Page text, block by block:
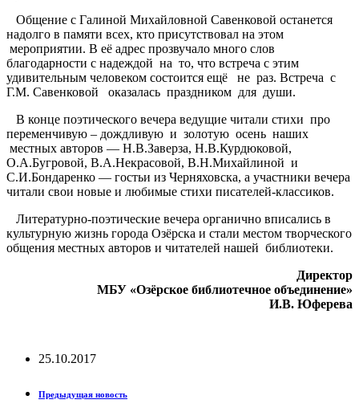
Общение с Галиной Михайловной Савенковой останется
надолго в памяти всех, кто присутствовал на этом
мероприятии. В её адрес прозвучало много слов
благодарности с надеждой на то, что встреча с этим
удивительным человеком состоится ещё не раз. Встреча с
Г.М. Савенковой оказалась праздником для души.
В конце поэтического вечера ведущие читали стихи про
переменчивую – дождливую и золотую осень наших
местных авторов — Н.В.Заверза, Н.В.Курдюковой,
О.А.Бугровой, В.А.Некрасовой, В.Н.Михайлиной и
С.И.Бондаренко — гостьи из Черняховска, а участники вечера
читали свои новые и любимые стихи писателей-классиков.
Литературно-поэтические вечера органично вписались в
культурную жизнь города Озёрска и стали местом творческого
общения местных авторов и читателей нашей библиотеки.
Директор
МБУ «Озёрское библиотечное объединение»
И.В. Юферева
25.10.2017
Предыдущая новость